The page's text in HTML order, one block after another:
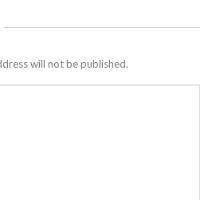
will not be published.